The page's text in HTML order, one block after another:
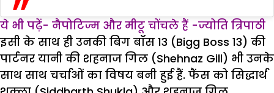
ये भी पढ़ें- नैपोटिज्म और मीटू चोंचले हैं -ज्योति त्रिपाठी
इसी के साथ ही उनकी बिग बॉस 13 (Bigg Boss 13) की
पार्टनर यानी की शहनाज गिल (Shehnaz Gill) भी उनके
साथ साथ चर्चाओं का विषय बनी हुई हैं. फैंस को सिद्धार्थ